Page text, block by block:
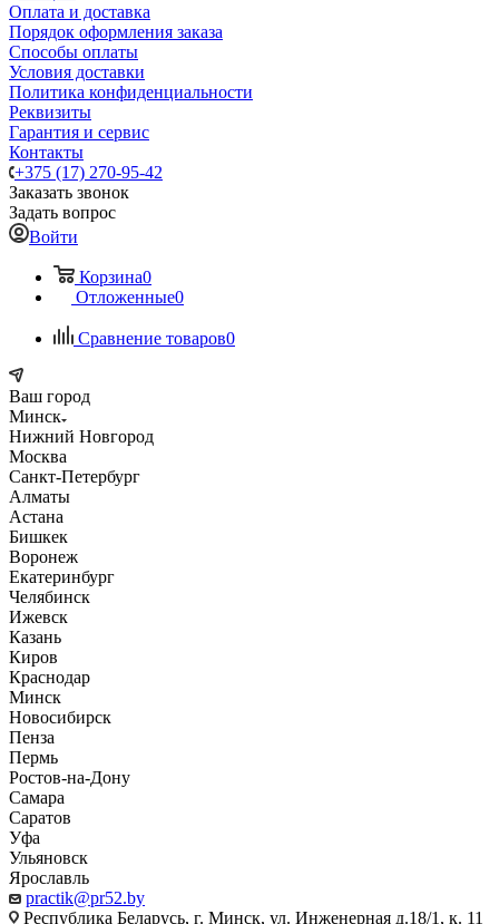
Оплата и доставка
Порядок оформления заказа
Способы оплаты
Условия доставки
Политика конфиденциальности
Реквизиты
Гарантия и сервис
Контакты
+375 (17) 270-95-42
Заказать звонок
Задать вопрос
Войти
Корзина0
Отложенные0
Сравнение товаров0
Ваш город
Минск
Нижний Новгород
Москва
Санкт-Петербург
Алматы
Астана
Бишкек
Воронеж
Екатеринбург
Челябинск
Ижевск
Казань
Киров
Краснодар
Минск
Новосибирск
Пенза
Пермь
Ростов-на-Дону
Самара
Саратов
Уфа
Ульяновск
Ярославль
practik@pr52.by
Республика Беларусь, г. Минск, ул. Инженерная д.18/1, к. 11